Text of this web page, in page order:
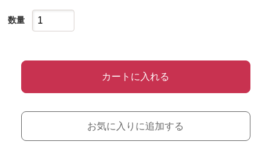
数量
カートに入れる
お気に入りに追加する